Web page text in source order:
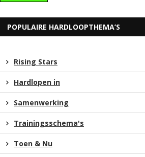
POPULAIRE HARDLOOPTHEMA’S
Rising Stars
Hardlopen in
Samenwerking
Trainingsschema's
Toen & Nu